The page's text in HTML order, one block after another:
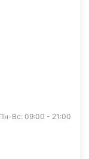
Пн-Вс: 09:00 - 21:00